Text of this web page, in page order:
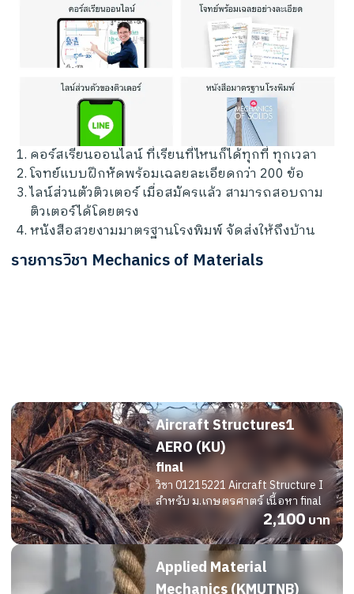
คอร์สเรียนออนไลน์ ที่เรียนที่ไหนก็ได้ทุกที่ ทุกเวลา
โจทย์แบบฝึกหัดพร้อมเฉลยละเอียดกว่า 200 ข้อ
ไลน์ส่วนตัวติวเตอร์ เมื่อสมัครแล้ว สามารถสอบถาม
ติวเตอร์ได้โดยตรง
หนังสือสวยงามมาตรฐานโรงพิมพ์ จัดส่งให้ถึงบ้าน
รายการวิชา Mechanics of Materials
Aircraft Structures1
AERO (KU)
final
วิชา 01215221 Aircraft Structure I
สำหรับ ม.เกษตรศาตร์ เนื้อหา final
2,100บาท
Applied Material